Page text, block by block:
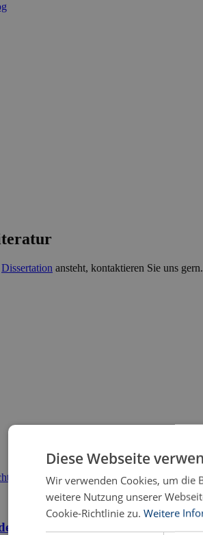
Dissertation ansteht, kontaktieren Sie uns gern.
Tschechischen Republik
Diese Webseite
Wir verwenden Cookies, um die
weitere Nutzung unserer
Cookie-Richtlinie zu. Weitere